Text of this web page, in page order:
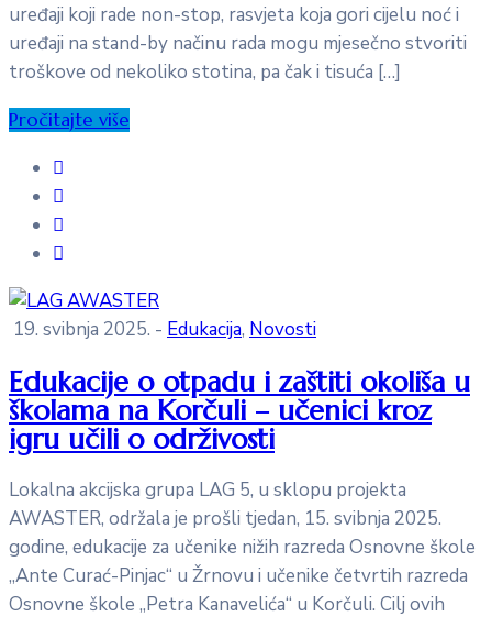
uređaji koji rade non-stop, rasvjeta koja gori cijelu noć i
uređaji na stand-by načinu rada mogu mjesečno stvoriti
troškove od nekoliko stotina, pa čak i tisuća […]
Pročitajte više
19. svibnja 2025. - Edukacija‚ Novosti
Edukacije o otpadu i zaštiti okoliša u
školama na Korčuli – učenici kroz
igru učili o održivosti
Lokalna akcijska grupa LAG 5, u sklopu projekta
AWASTER, održala je prošli tjedan, 15. svibnja 2025.
godine, edukacije za učenike nižih razreda Osnovne škole
„Ante Curać-Pinjac“ u Žrnovu i učenike četvrtih razreda
Osnovne škole „Petra Kanavelića“ u Korčuli. Cilj ovih